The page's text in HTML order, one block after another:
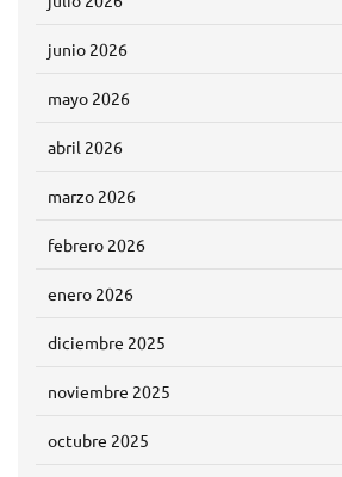
junio 2026
mayo 2026
abril 2026
marzo 2026
febrero 2026
enero 2026
diciembre 2025
noviembre 2025
octubre 2025